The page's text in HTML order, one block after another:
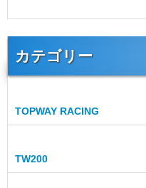
カテゴリー
TOPWAY RACING
TW200